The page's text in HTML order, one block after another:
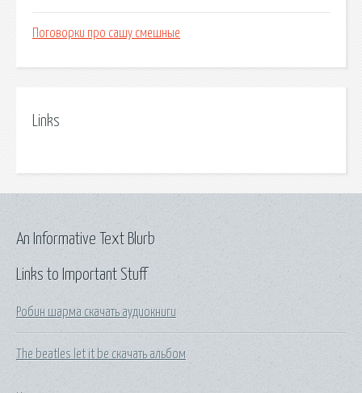
Поговорки про сашу смешные
Links
Links to Important Stuff
Робин шарма скачать аудиокниги
The beatles let it be скачать альбом
An Informative Text Blurb